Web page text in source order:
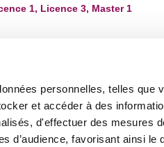
personnelles, telles que
et accéder à des
d'effectuer des mesures
d’audience, favorisant ainsi le
1, Licence 3, Master 1
distance
UE pour les étudiants FAD